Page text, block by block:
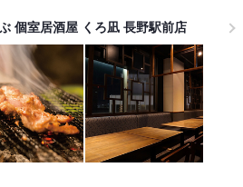
個室居酒屋 くろ凪 長野駅前店